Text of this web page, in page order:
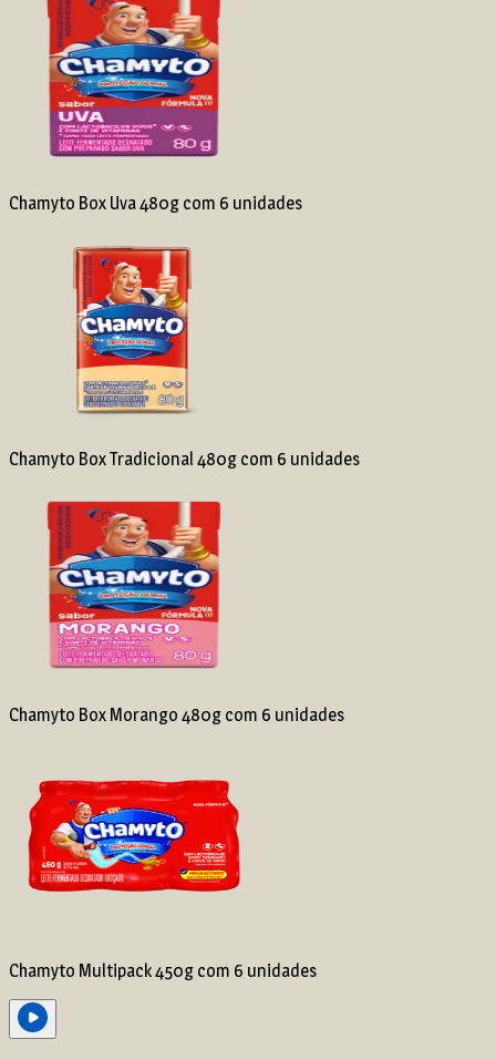
Chamyto Box Uva 480g com 6 unidades
Chamyto Box Tradicional 480g com 6 unidades
Chamyto Box Morango 480g com 6 unidades
Chamyto Multipack 450g com 6 unidades